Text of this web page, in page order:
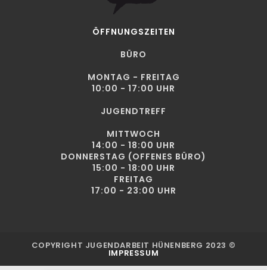
ÖFFNUNGSZEITEN
BÜRO
MONTAG - FREITAG
10:00 - 17:00 UHR
JUGENDTREFF
MITTWOCH
14:00 - 18:00 UHR
DONNERSTAG (OFFENES BÜRO)
15:00 - 18:00 UHR
FREITAG
17:00 - 23:00 UHR
COPYRIGHT JUGENDARBEIT HÜNENBERG 2023 ©
IMPRESSUM